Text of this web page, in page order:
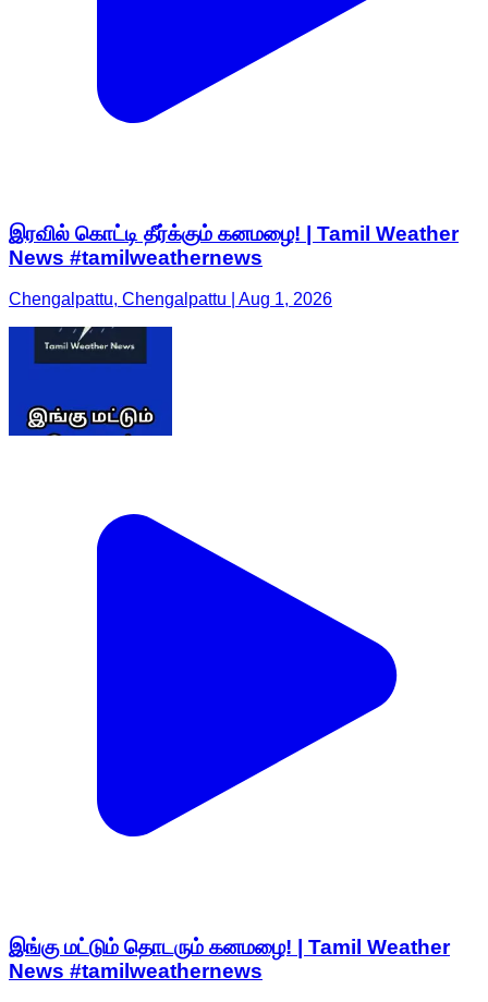
இரவில் கொட்டி தீர்க்கும் கனமழை! | Tamil Weather
News #tamilweathernews
Chengalpattu, Chengalpattu | Aug 1, 2026
இங்கு மட்டும் தொடரும் கனமழை! | Tamil Weather
News #tamilweathernews